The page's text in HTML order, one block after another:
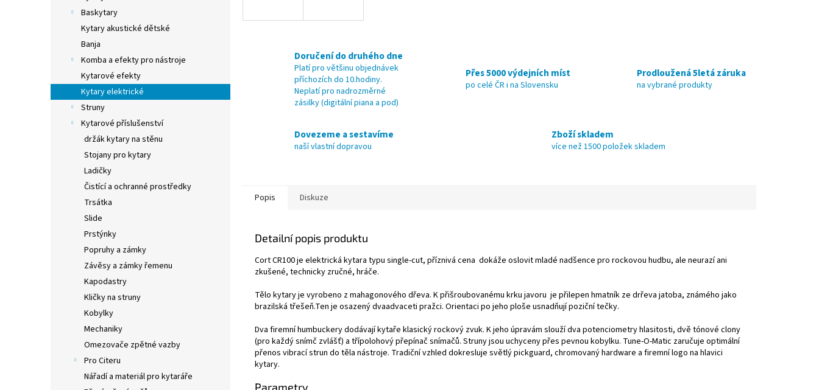
Baskytary
Kytary akustické dětské
Banja
Komba a efekty pro nástroje
Kytarové efekty
Kytary elektrické
Struny
Kytarové příslušenství
držák kytary na stěnu
Stojany pro kytary
Ladičky
Čistící a ochranné prostředky
Trsátka
Slide
Prstýnky
Popruhy a zámky
Závěsy a zámky řemenu
Kapodastry
Kličky na struny
Kobylky
Mechaniky
Omezovače zpětné vazby
Pro Citeru
Nářadí a materiál pro kytaráře
Doručení do druhého dne
Platí pro většinu objednávek
příchozích do 10.hodiny.
Neplatí pro nadrozměrné
zásilky (digitální piana a pod)
Přes 5000 výdejních míst
po celé ČR i na Slovensku
Prodloužená 5letá záruka
na vybrané produkty
Dovezeme a sestavíme
naší vlastní dopravou
Zboží skladem
více než 1500 položek skladem
Popis Diskuze
Detailní popis produktu
Cort CR100 je elektrická kytara typu single-cut, příznivá cena dokáže oslovit mladé nadšence pro rockovou hudbu, ale neurazí ani
zkušené, technicky zručné, hráče.
Tělo kytary je vyrobeno z mahagonového dřeva. K přišroubovanému krku javoru je přilepen hmatník ze drřeva jatoba, známého jako
brazilská třešeň.Ten je osazený dvaadvaceti pražci. Orientaci po jeho ploše usnadňují poziční tečky.
Dva firemní humbuckery dodávají kytaře klasický rockový zvuk. K jeho úpravám slouží dva potenciometry hlasitosti, dvě tónové clony
(pro každý snímč zvlášť) a třípolohový přepínač snímačů. Struny jsou uchyceny přes pevnou kobylku. Tune-O-Matic zaručuje optimální
přenos vibrací strun do těla nástroje. Tradiční vzhled dokresluje světlý pickguard, chromovaný hardware a firemní logo na hlavici
kytary.
Parametry